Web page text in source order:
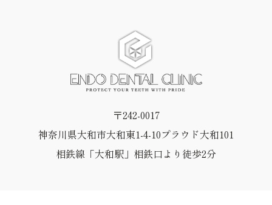
〒242-0017
神奈川県大和市大和東1-4-10プラウド大和101
相鉄線「大和駅」相鉄口より徒歩2分